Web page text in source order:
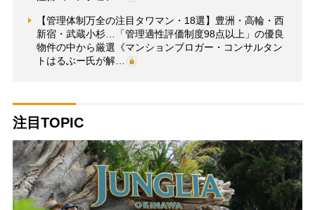
【管理体制万全の注目タワマン・18選】豊洲・高輪・西
新宿・武蔵小杉…「管理適性評価制度98点以上」の優良
物件の中から厳選《マンションブロガー・コンサルタン
トはるぶー氏が解…
注目TOPIC